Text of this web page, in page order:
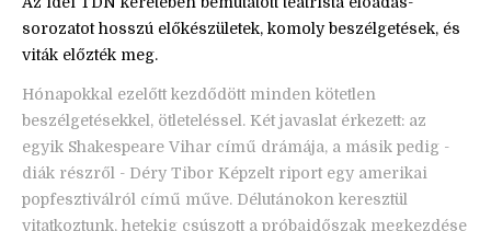
sorozatot hosszú előkészületek, komoly beszélgetések, és
viták előzték meg.
Hónapokkal ezelőtt kezdődött minden kötetlen
beszélgetésekkel, ötleteléssel. Két javaslat érkezett: az
egyik Shakespeare Vihar című drámája, a másik pedig -
diák részről - Déry Tibor Képzelt riport egy amerikai
popfesztiválról című műve. Délutánokon keresztül
vitatkoztunk, hetekig csúszott a próbaidőszak megkezdése